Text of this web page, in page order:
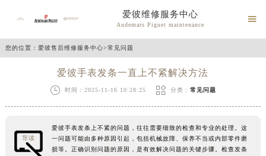
爱彼维修服务中心
Audemars Piguet maintenance

您的位置： 爱彼售后维修服务中心>常见问题
爱彼手表发条一直上不紧解决方法
 时间：2025-11-16 10:28:25  分类： 常见问题
导读
爱彼手表发条上不紧的问题，往往需要细致的检查和专业的处理。这
一问题可能由多种原因引起，包括机械故障、保养不当或内部零件磨
损等。正确识别问题的原因，是有效解决问题的关键步骤。检查发条